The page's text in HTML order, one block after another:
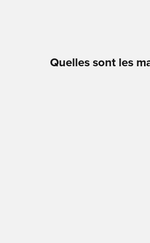
Contact
Quelles sont les